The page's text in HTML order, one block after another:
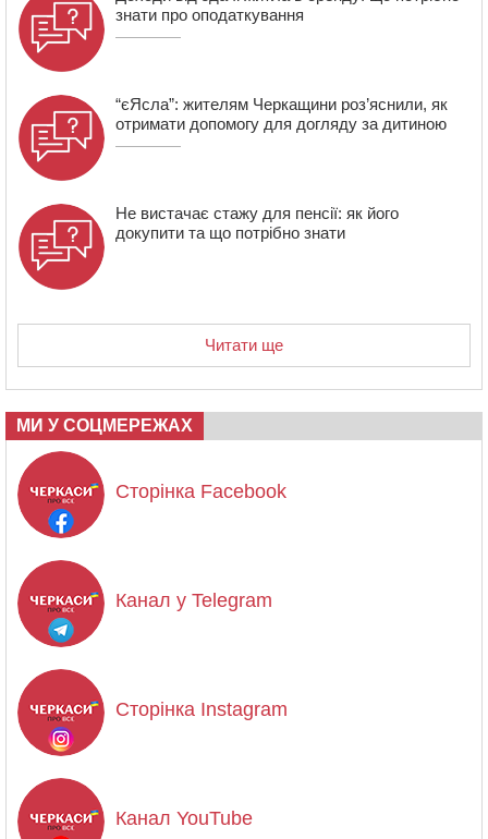
знати про оподаткування
“єЯсла”: жителям Черкащини роз’яснили, як
отримати допомогу для догляду за дитиною
Не вистачає стажу для пенсії: як його
докупити та що потрібно знати
Читати ще
МИ У СОЦМЕРЕЖАХ
Сторінка Facebook
Канал у Telegram
Сторінка Instagram
Канал YouTube